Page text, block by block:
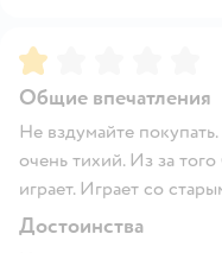
Рейтинг:
Общие впечатления
Не вздумайте
очень тихий. Из за
играет. Играет со
Достоинства